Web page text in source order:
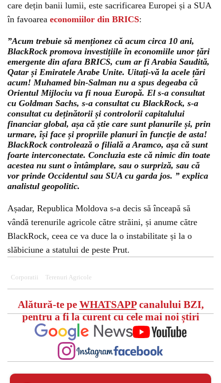
care dețin banii lumii, este sacrificarea Europei și a SUA
în favoarea economiilor din BRICS:
”Acum trebuie să menționez că acum circa 10 ani,
BlackRock promova investițiile în economiile unor țări
emergente din afara BRICS, cum ar fi Arabia Saudită,
Qatar și Emiratele Arabe Unite. Uitați-vă la acele țări
acum! Muhamed bin-Salman nu a spus degeaba că
Orientul Mijlociu va fi noua Europă. El s-a consultat
cu Goldman Sachs, s-a consultat cu BlackRock, s-a
consultat cu deținătorii și controlorii capitalului
financiar global, așa că știe care sunt planurile și, prin
urmare, își face și propriile planuri în funcție de asta!
BlackRock controlează o filială a Aramco, așa că sunt
foarte interconectate. Concluzia este că nimic din toate
acestea nu sunt o întâmplare, sau o surpriză, sau că
vor prinde Occidentul sau SUA cu garda jos. ” explica
analistul geopolitic.
Așadar, Republica Moldova s-a decis să înceapă să
vândă terenurile agricole către străini, și anume către
BlackRock, ceea ce va duce la o instabilitate și la o
slăbiciune a statului de peste Prut.
Corporatii Terenuri Agricole
Alătură-te pe WHATSAPPcanalului BZI,
pentru a fi la curent cu cele mai noi știri